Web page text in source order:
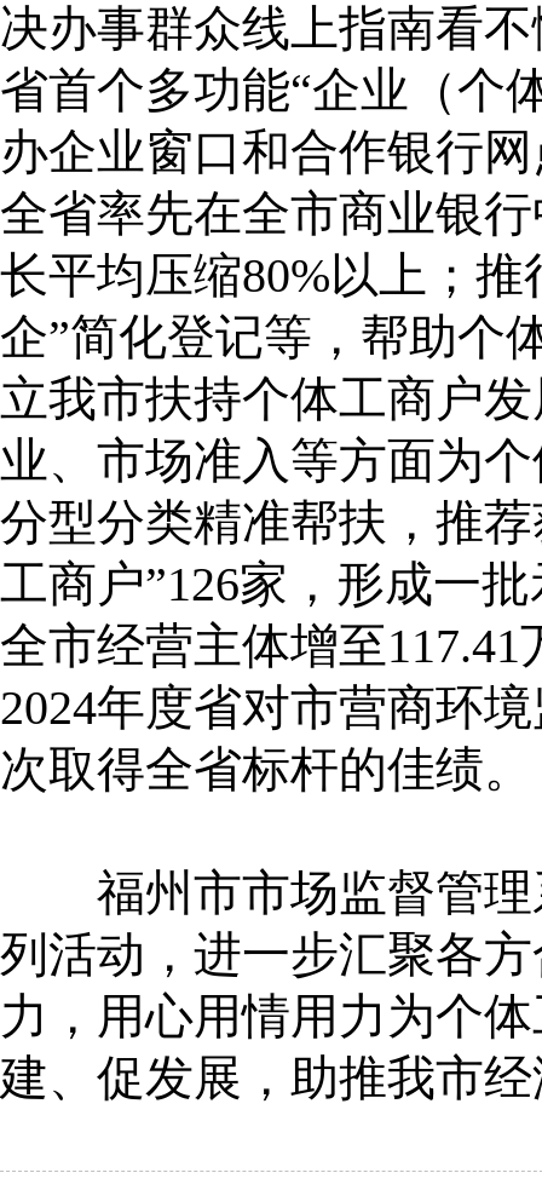
决办事群众线上指南看
省首个多功能“企业（个
办企业窗口和合作银行
全省率先在全市商业银
长平均压缩80%以上；
企”简化登记等，帮助个
立我市扶持个体工商户
业、市场准入等方面为
分型分类精准帮扶，推荐
工商户”126家，形成一
全市经营主体增至
2024年度省对市营商环
次取得全省标杆的佳绩。
福州市市场监督管理
列活动，进一步汇聚各
力，用心用情用力为个
建、促发展，助推我市